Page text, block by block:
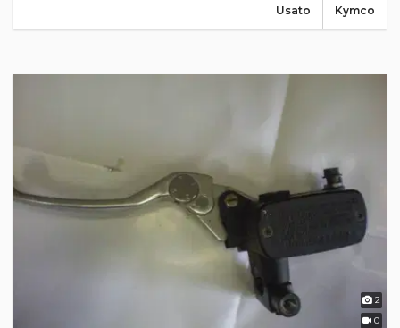
Kymco
Usato
2
0